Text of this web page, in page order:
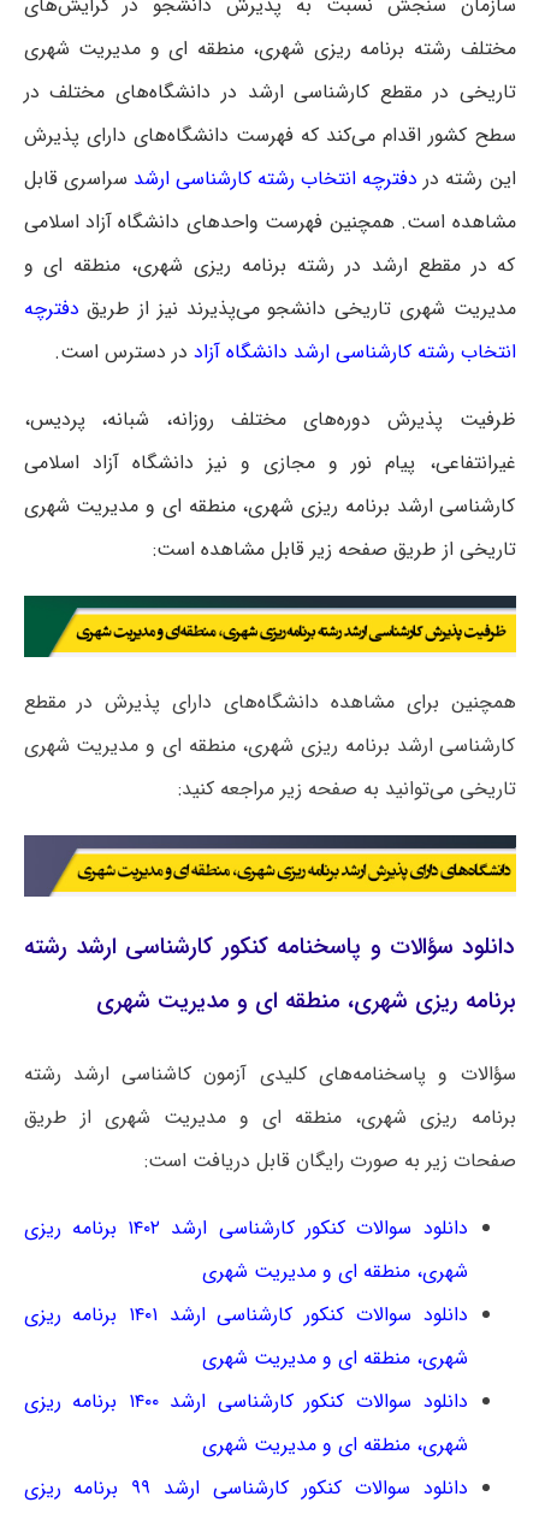
مختلف رشته برنامه ریزی شهری، منطقه ای و مدیریت شهری
تاریخی در مقطع کارشناسی ارشد در دانشگاه‌های مختلف در
سطح کشور اقدام می‌کند که فهرست دانشگاه‌های دارای پذیرش
این رشته در دفترچه انتخاب رشته کارشناسی ارشد سراسری قابل
مشاهده است. همچنین فهرست واحدهای دانشگاه آزاد اسلامی
که در مقطع ارشد در رشته برنامه ریزی شهری، منطقه ای و
مدیریت شهری تاریخی دانشجو می‌پذیرند نیز از طریق دفترچه
انتخاب رشته کارشناسی ارشد دانشگاه آزاد در دسترس است.
ظرفیت پذیرش دوره‌های مختلف روزانه، شبانه، پردیس،
غیرانتفاعی، پیام نور و مجازی و نیز دانشگاه آزاد اسلامی
کارشناسی ارشد برنامه ریزی شهری، منطقه ای و مدیریت شهری
تاریخی از طریق صفحه زیر قابل مشاهده است:
همچنین برای مشاهده دانشگاه‌های دارای پذیرش در مقطع
کارشناسی ارشد برنامه ریزی شهری، منطقه ای و مدیریت شهری
تاریخی می‌توانید به صفحه زیر مراجعه کنید:
دانلود سؤالات و پاسخنامه کنکور کارشناسی ارشد رشته
برنامه ریزی شهری، منطقه ای و مدیریت شهری
سؤالات و پاسخنامه‌های کلیدی آزمون کاشناسی ارشد رشته
برنامه ریزی شهری، منطقه ای و مدیریت شهری از طریق
صفحات زیر به صورت رایگان قابل دریافت است:
دانلود سوالات کنکور کارشناسی ارشد ۱۴۰۲ برنامه ریزی
شهری، منطقه ای و مدیریت شهری
دانلود سوالات کنکور کارشناسی ارشد ۱۴۰۱ برنامه ریزی
شهری، منطقه ای و مدیریت شهری
دانلود سوالات کنکور کارشناسی ارشد ۱۴۰۰ برنامه ریزی
شهری، منطقه ای و مدیریت شهری
دانلود سوالات کنکور کارشناسی ارشد ۹۹ برنامه ریزی